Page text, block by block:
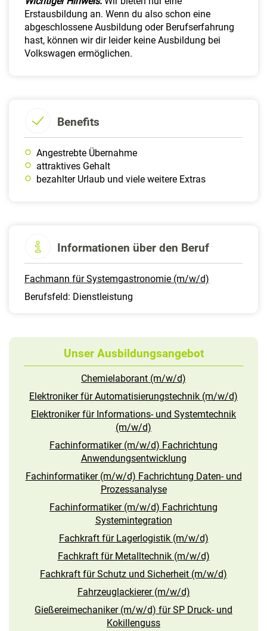
Erstausbildung an. Wenn du also schon eine
abgeschlossene Ausbildung oder Berufserfahrung
hast, können wir dir leider keine Ausbildung bei
Volkswagen ermöglichen.
Benefits
Angestrebte Übernahme
attraktives Gehalt
bezahlter Urlaub und viele weitere Extras
Informationen über den Beruf
Fachmann für Systemgastronomie (m/w/d)
Berufsfeld: Dienstleistung
Unser Ausbildungsangebot
Chemielaborant (m/w/d)
Elektroniker für Automatisierungstechnik (m/w/d)
Elektroniker für Informations- und Systemtechnik
(m/w/d)
Fachinformatiker (m/w/d) Fachrichtung
Anwendungsentwicklung
Fachinformatiker (m/w/d) Fachrichtung Daten- und
Prozessanalyse
Fachinformatiker (m/w/d) Fachrichtung
Systemintegration
Fachkraft für Lagerlogistik (m/w/d)
Fachkraft für Metalltechnik (m/w/d)
Fachkraft für Schutz und Sicherheit (m/w/d)
Fahrzeuglackierer (m/w/d)
Gießereimechaniker (m/w/d) für SP Druck- und
Kokillenguss